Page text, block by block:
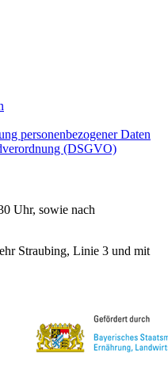
personenbezogener Daten
(DSGVO)
Uhr, sowie nach
Straubing, Linie 3 und mit